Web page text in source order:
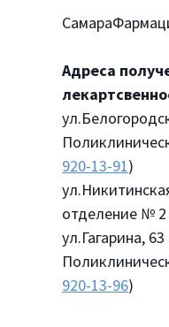
Адреса
920-13-91)
отделение № 2
ул.Гагарина,
920-13-96)